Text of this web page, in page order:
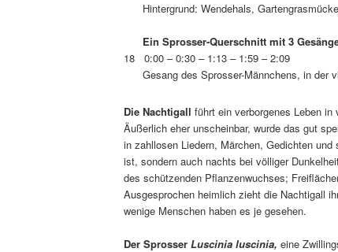
Hintergrund: Wendehals,
Ein Sprosser-Querschnitt mit 3
18 0:00 – 0:30 – 1:13 – 1:59 – 2:09
Gesang des Sprosser-Männchens, in der
Die Nachtigall führt ein verborgenes Leben
Äußerlich eher unscheinbar, wurde das gut
in zahllosen Liedern, Märchen, Gedichten
ist, sondern auch nachts bei völliger
des schützenden Pflanzenwuchses;
Ausgesprochen heimlich zieht die Nachtigall
wenige Menschen haben es je gesehen.
Der Sprosser Luscinia luscinia, eine